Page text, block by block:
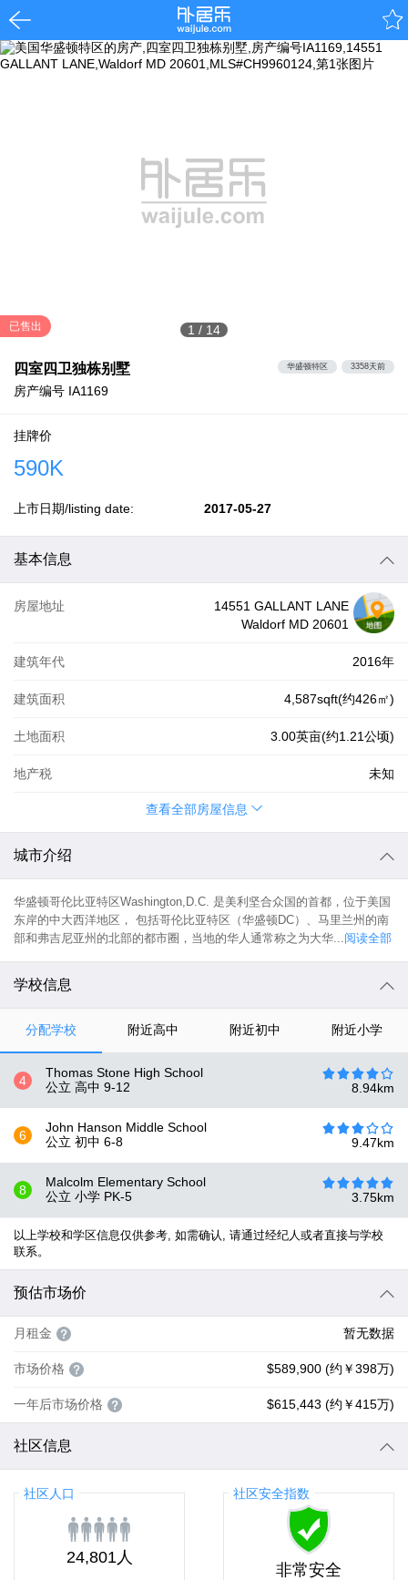
1 / 14
已售出
四室四卫独栋别墅
房产编号 IA1169
华盛顿特区 3358天前
挂牌价
590K
上市日期/listing date: 2017-05-27
基本信息
房屋地址
14551 GALLANT LANE
Waldorf MD 20601
建筑年代 2016年
建筑面积 4,587sqft(约426㎡)
土地面积 3.00英亩(约1.21公顷)
地产税 未知
查看全部房屋信息
城市介绍
华盛顿哥伦比亚特区Washington,D.C. 是美利坚合众国的首都，位于美国
东岸的中大西洋地区， 包括哥伦比亚特区（华盛顿DC）、马里兰州的南
部和弗吉尼亚州的北部的都市圈，当地的华人通常称之为大华...阅读全部
学校信息
分配学校 附近高中 附近初中 附近小学
4
Thomas Stone High School
公立 高中 9-12 8.94km
6
John Hanson Middle School
公立 初中 6-8 9.47km
8
Malcolm Elementary School
公立 小学 PK-5 3.75km
以上学校和学区信息仅供参考, 如需确认, 请通过经纪人或者直接与学校
联系。
预估市场价
月租金 暂无数据
市场价格 $589,900 (约￥398万)
一年后市场价格 $615,443 (约￥415万)
社区信息
社区人口
24,801人
社区安全指数
非常安全